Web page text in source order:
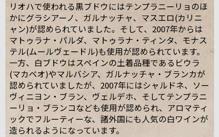
リオハで使われる黒ブドウにはテンプラニーリョのほ
かにグラシアーノ、ガルナッチャ、マスエロ(カリニ
ャン)が認められていました。そして、2007年からは
マトゥラナ・パルダ、マトゥラナ・ティンタ、モナス
テル(ムールヴェードル)も使用が認められています。
一方、白ブドウはスペインの土着品種であるビウラ
(マカベオ)やマルバシア、ガルナッチャ・ブランカが
認められていましたが、2007年にはシャルドネ、ソー
ヴィニヨン・ブラン、ヴェルデホ、そしてテンプラニ
ーリョ・ブランコなども使用が認められ、アロマティ
ックでフルーティーな、諸外国にも人気の白ワインが
造られるようになっています。